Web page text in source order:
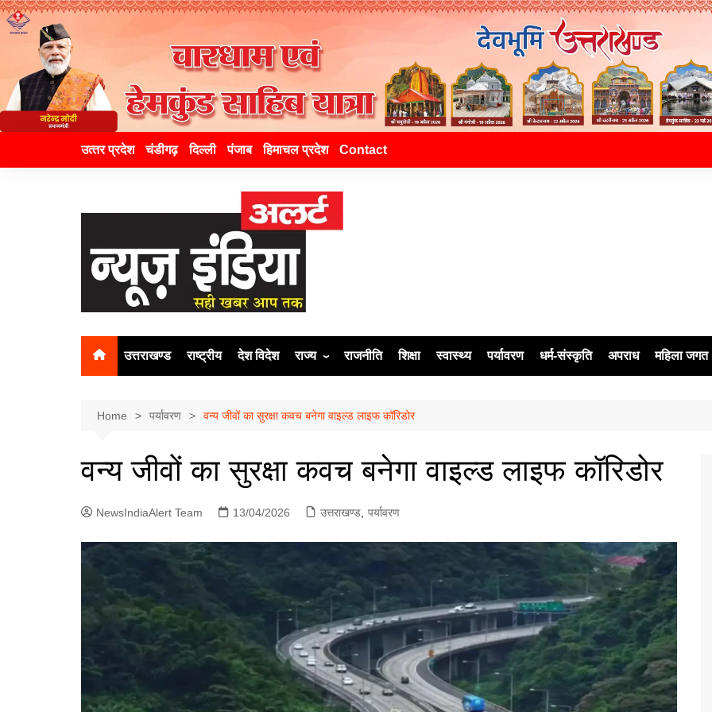
उत्‍तर प्रदेश चंडीगढ़ दिल्ली पंजाब हिमाचल प्रदेश Contact
उत्तराखण्ड राष्ट्रीय देश विदेश राज्य
दिल्ली
पंजाब
राजनीति शिक्षा स्वास्थ्य पर्यावरण धर्म-संस्कृति अपराध महिला जगत
Home पर्यावरण वन्य जीवों का सुरक्षा कवच बनेगा वाइल्ड लाइफ कॉरिडोर
वन्य जीवों का सुरक्षा कवच बनेगा वाइल्ड लाइफ कॉरिडोर
NewsIndiaAlert Team 13/04/2026 उत्तराखण्ड पर्यावरण